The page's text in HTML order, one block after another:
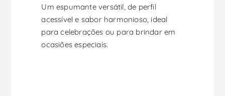
Um espumante versátil, de perfil
acessível e sabor harmonioso, ideal
para celebrações ou para brindar em
ocasiões especiais.